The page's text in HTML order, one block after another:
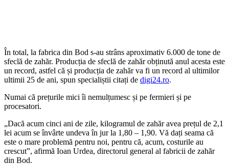
În total, la fabrica din Bod s-au strâns aproximativ 6.000 de tone de
sfeclă de zahăr. Producția de sfeclă de zahăr obținută anul acesta este
un record, astfel că și producția de zahăr va fi un record al ultimilor
ultimii 25 de ani, spun specialiștii citați de digi24.ro.
Numai că prețurile mici îi nemulțumesc și pe fermieri și pe
procesatori.
„Dacă acum cinci ani de zile, kilogramul de zahăr avea prețul de 2,1
lei acum se învârte undeva în jur la 1,80 – 1,90. Vă dați seama că
este o mare problemă pentru noi, pentru că, acum, costurile au
crescut”, afirmă Ioan Urdea, directorul general al fabricii de zahăr
din Bod.